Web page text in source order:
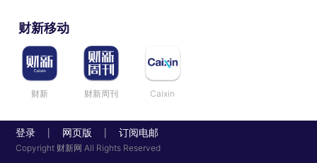
财新移动
财新 财新周刊 Caixin
登录 网页版 订阅电邮
Copyright 财新网 All Rights Reserved